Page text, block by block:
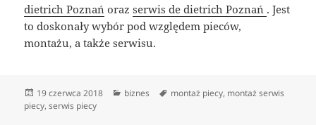
dietrich Poznań orazserwis de dietrich Poznań . Jest
to doskonały wybór pod względem pieców,
montażu, a także serwisu.
Data
publikacji
19 czerwca 2018 Kategorie
biznes Tagi
montaż piecy, montaż serwis
piecy,serwis piecy